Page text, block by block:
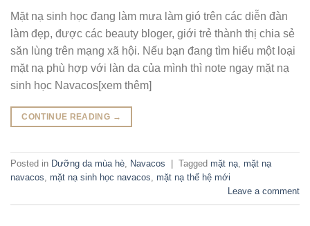
Mặt nạ sinh học đang làm mưa làm gió trên các diễn đàn
làm đẹp, được các beauty bloger, giới trẻ thành thị chia sẻ
săn lùng trên mạng xã hội. Nếu bạn đang tìm hiểu một loại
mặt nạ phù hợp với làn da của mình thì note ngay mặt nạ
sinh học Navacos[xem thêm]
CONTINUE READING →
Posted in Dưỡng da mùa hè, Navacos Tagged mặt nạ, mặt nạ
navacos, mặt nạ sinh học navacos, mặt nạ thế hệ mới
Leave a comment